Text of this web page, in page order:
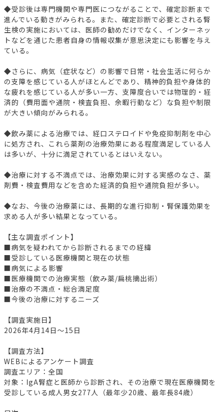
◆受診後は専門機関や専門医につながることで、確定診断まで
進んでいる動きがみられる。また、確定診断で必要とされる腎
生検の実施においては、医師の勧めだけでなく、インターネッ
トなどを通じた患者自身の情報収集が意思決定にも影響を与え
ている。
◆さらに、病気（症状など）の影響で日常・社会生活に何らか
の支障を感じている人がほとんどであり、精神的負担や身体的
な疲れを感じている人が多い一方、支障度合いでは物理的・経
済的（費用面や通院・検査負担、余暇行動など）な負担や制限
が大きい傾向がみられる。
◆飲み薬による治療では、経口ステロイドや免疫抑制剤を中心
に処方され、これら薬剤の治療効果にある程度満足している人
は多いが、十分に満足されているとはいえない。
◆治療に対する不満点では、治療効果に対する実感のなさ、薬
剤費・検査費用などを含めた経済的負担や通院負担が多い。
◆なお、今後の治療薬には、長期的な進行抑制・腎保護効果を
求める人が多い結果となっている。
【主な調査ポイント】
■病気を疑われてから診断されるまでの経緯
■受診している医療機関と現在の状態
■病気による影響
■医療機関での治療実態（飲み薬/扁桃摘出術）
■治療の不満点・総合満足度
■今後の治療に対するニーズ
【調査実施日】
2026年4月14日～15日
【調査方法】
WEBによるアンケート調査
調査エリア：全国
対象：IgA腎症と医師から診断され、その治療で現在医療機関を
受診している成人男女277人（最年少20歳、最年長84歳）